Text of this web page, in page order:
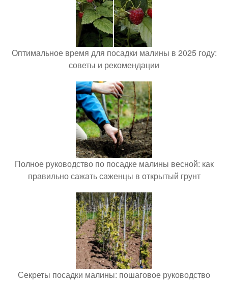
Оптимальное время для посадки малины в 2025 году:
советы и рекомендации
Полное руководство по посадке малины весной: как
правильно сажать саженцы в открытый грунт
Секреты посадки малины: пошаговое руководство